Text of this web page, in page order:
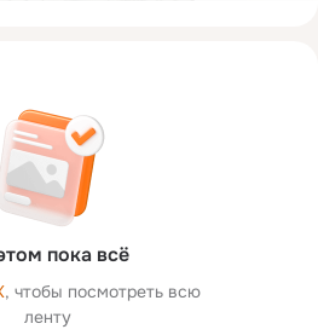
пока всё
, чтобы посмотреть всю
ленту